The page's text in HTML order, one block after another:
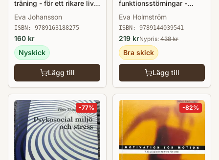
träning - för ett rikare liv -
personlig utveckling
Eva Johansson
ISBN: 9789163188275
160 kr
Nyskick
Lägg till
funktionsstörningar -
Eva Holmström
ISBN: 9789144039541
219 krNypris: 438kr
Bra skick
Lägg till
-77% -82%